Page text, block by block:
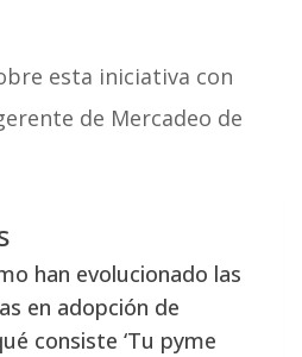
esta iniciativa con
de Mercadeo de
han evolucionado las
en adopción de
consiste ‘Tu pyme